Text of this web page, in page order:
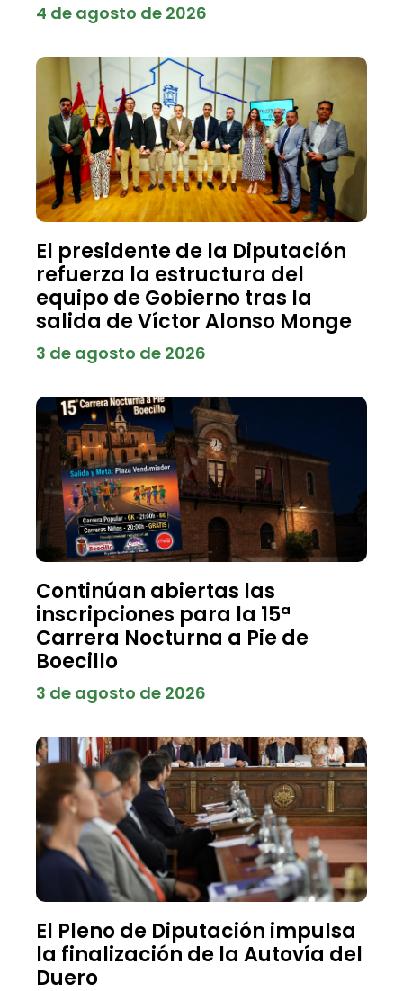
4 de agosto de 2026
El presidente de la Diputación
refuerza la estructura del
equipo de Gobierno tras la
salida de Víctor Alonso Monge
3 de agosto de 2026
Continúan abiertas las
inscripciones para la 15ª
Carrera Nocturna a Pie de
Boecillo
3 de agosto de 2026
El Pleno de Diputación impulsa
la finalización de la Autovía del
Duero